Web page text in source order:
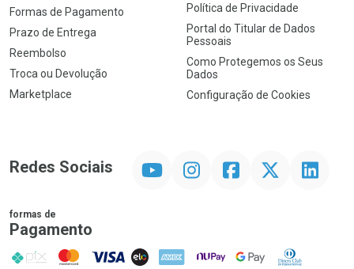
Formas de Pagamento
Prazo de Entrega
Reembolso
Troca ou Devolução
Marketplace
Política de Privacidade
Portal do Titular de Dados
Pessoais
Como Protegemos os Seus
Dados
Configuração de Cookies
Redes Sociais InstagramFacebookTwitter Linkedin
formas de
Pagamento
PIX MasterCard
VISA ELO AMEX NuPay Google PayDiners Club